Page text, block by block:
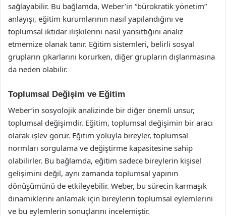
sağlayabilir. Bu bağlamda, Weber’in “bürokratik yönetim”
anlayışı, eğitim kurumlarının nasıl yapılandığını ve
toplumsal iktidar ilişkilerini nasıl yansıttığını analiz
etmemize olanak tanır. Eğitim sistemleri, belirli sosyal
grupların çıkarlarını korurken, diğer grupların dışlanmasına
da neden olabilir.
Toplumsal Değişim ve Eğitim
Weber’in sosyolojik analizinde bir diğer önemli unsur,
toplumsal değişimdir. Eğitim, toplumsal değişimin bir aracı
olarak işlev görür. Eğitim yoluyla bireyler, toplumsal
normları sorgulama ve değiştirme kapasitesine sahip
olabilirler. Bu bağlamda, eğitim sadece bireylerin kişisel
gelişimini değil, aynı zamanda toplumsal yapının
dönüşümünü de etkileyebilir. Weber, bu sürecin karmaşık
dinamiklerini anlamak için bireylerin toplumsal eylemlerini
ve bu eylemlerin sonuçlarını incelemiştir.